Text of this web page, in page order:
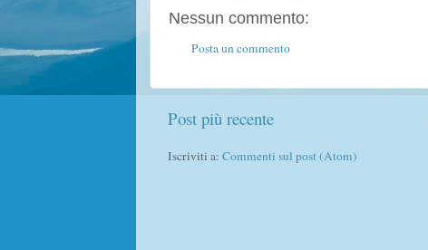
Nessun commento:
Posta un commento
Post più recente
Iscriviti a: Commenti sul post (Atom)